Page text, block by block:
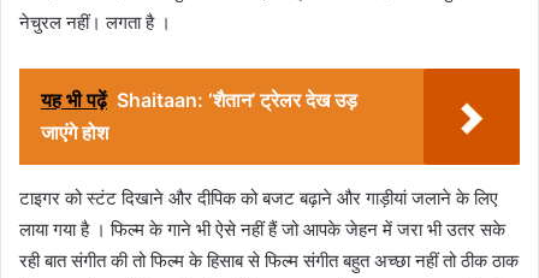
नेचुरल नहीं। लगता है ।
यह भी पढ़ें Shaitaan: ‘शैतान’ ट्रेलर देख उड़
जाएंगे होश
टाइगर को स्टंट दिखाने और दीपिक को बजट बढ़ाने और गाड़ीयां जलाने के लिए
लाया गया है । फिल्म के गाने भी ऐसे नहीं हैं जो आपके जेहन में जरा भी उतर सके
रही बात संगीत की तो फिल्म के हिसाब से फिल्म संगीत बहुत अच्छा नहीं तो ठीक ठाक